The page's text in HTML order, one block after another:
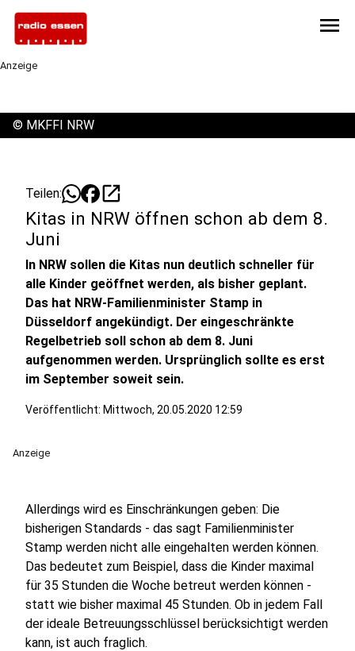
menu
Anzeige
© MKFFI NRW
Teilen: open_in_new
Kitas in NRW öffnen schon ab dem 8.
Juni
In NRW sollen die Kitas nun deutlich schneller für
alle Kinder geöffnet werden, als bisher geplant.
Das hat NRW-Familienminister Stamp in
Düsseldorf angekündigt. Der eingeschränkte
Regelbetrieb soll schon ab dem 8. Juni
aufgenommen werden. Ursprünglich sollte es erst
im September soweit sein.
Veröffentlicht: Mittwoch, 20.05.2020 12:59
Anzeige
Allerdings wird es Einschränkungen geben: Die
bisherigen Standards - das sagt Familienminister
Stamp werden nicht alle eingehalten werden können.
Das bedeutet zum Beispiel, dass die Kinder maximal
für 35 Stunden die Woche betreut werden können -
statt wie bisher maximal 45 Stunden. Ob in jedem Fall
der ideale Betreuungsschlüssel berücksichtigt werden
kann, ist auch fraglich.